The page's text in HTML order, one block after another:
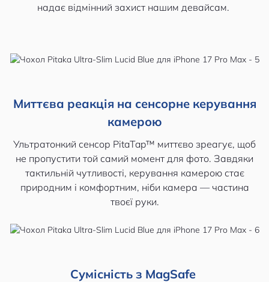
надає відмінний захист нашим девайсам.
Миттєва реакція на сенсорне керування
камерою
Ультратонкий сенсор PitaTap™ миттєво зреагує, щоб
не пропустити той самий момент для фото. Завдяки
тактильній чутливості, керування камерою стає
природним і комфортним, ніби камера — частина
твоєї руки.
Сумісність з MagSafe